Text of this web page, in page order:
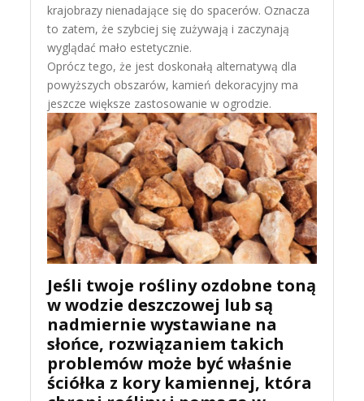
krajobrazy nienadające się do spacerów. Oznacza
to zatem, że szybciej się zużywają i zaczynają
wyglądać mało estetycznie.
Oprócz tego, że jest doskonałą alternatywą dla
powyższych obszarów, kamień dekoracyjny ma
jeszcze większe zastosowanie w ogrodzie.
Jeśli twoje rośliny ozdobne toną
w wodzie deszczowej lub są
nadmiernie wystawiane na
słońce, rozwiązaniem takich
problemów może być właśnie
ściółka z kory kamiennej, która